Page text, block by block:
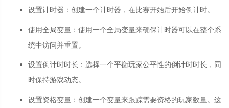
设置计时器 ： 创建一个计时器，在比赛开始后开始倒计时。
使用全局变量 ： 使用一个全局变量来确保计时器可以在整个系
统中访问并重置。
设置倒计时时长 ： 选择一个平衡玩家公平性的倒计时时长，同
时保持游戏动态。
设置资格变量 ： 创建一个变量来跟踪需要资格的玩家数量。这